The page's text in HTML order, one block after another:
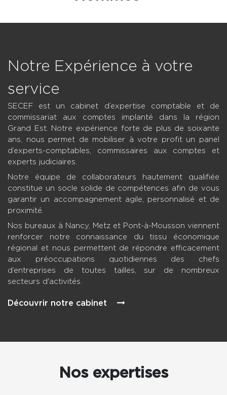
Notre Expérience à votre
service
SECEF est un cabinet d’expertise comptable et de
commissariat aux comptes implanté dans la région
Grand Est. Notre expérience forte de plus de soixante
ans, nous permet de mobiliser à votre profit un panel
d’experts-comptables, commissaires aux comptes et
experts judiciaires.
Notre équipe de collaborateurs hautement qualifiée
constitue un socle solide de compétences afin de vous
garantir un accompagnement agile, personnalisé et de
proximité.
Nos bureaux à Nancy, Metz et Pont-à-Mousson viennent
renforcer notre connaissance du tissu économique
régional et nous permettent de répondre efficacement
aux préoccupations quotidiennes des chefs
d’entreprises de toutes tailles, sur de nombreux
secteurs d'activités.
Découvrir notre cabinet
Nos expertises